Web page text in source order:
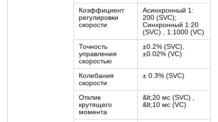
Коэффициент
регулировки
скорости
Асинхронный 1:
200 (SVC);
Синхронный 1:20
(SVC) , 1:1000 (VC)
Точность
управления
скоростью
±0.2% (SVC),
±0.02% (VC)
Колебания
скорости
± 0.3% (SVC)
Отклик
крутящего
момента
&lt;20 мс (SVC) ,
&lt;10 мс (VC)